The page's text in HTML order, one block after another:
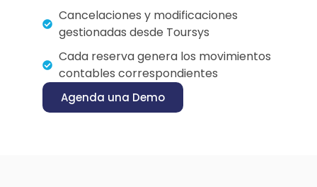
Cancelaciones y modificaciones
gestionadas desde Toursys
Cada reserva genera los movimientos
contables correspondientes
Agenda una Demo